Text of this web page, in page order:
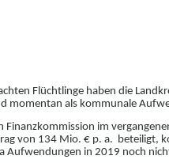
Flüchtlinge haben die
momentan als kommunale
im
von 134 Mio. € p. a. beteiligt,
Aufwendungen in 2019 noch